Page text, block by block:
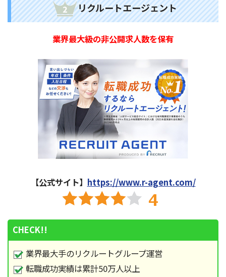
リクルートエージェント
業界最大級の非公開求人数を保有
【公式サイト】 https://www.r-agent.com/
CHECK!!
業界最大手のリクルートグループ運営
転職成功実績は累計50万人以上